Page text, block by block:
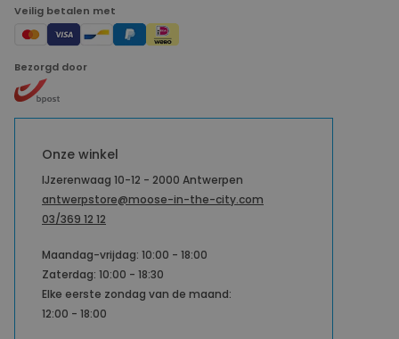
Veilig betalen met
Bezorgd door
Onze winkel
IJzerenwaag 10-12 - 2000 Antwerpen
antwerpstore@moose-in-the-city.com
03/369 12 12
Maandag-vrijdag: 10:00 - 18:00
Zaterdag: 10:00 - 18:30
Elke eerste zondag van de maand:
12:00 - 18:00